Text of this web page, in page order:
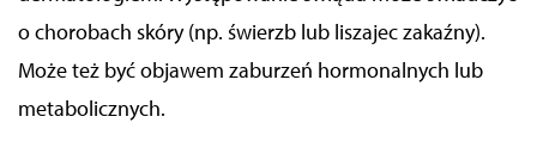
o chorobach skóry (np. świerzb lub liszajec zakaźny).
Może też być objawem zaburzeń hormonalnych lub
metabolicznych.